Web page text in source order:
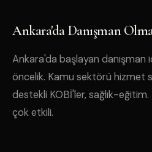
Ankara'da Danışman
Ankara'da başlayan danışman
öncelik. Kamu sektörü hizmet
destekli KOBİ'ler, sağlık-
çok etkili.